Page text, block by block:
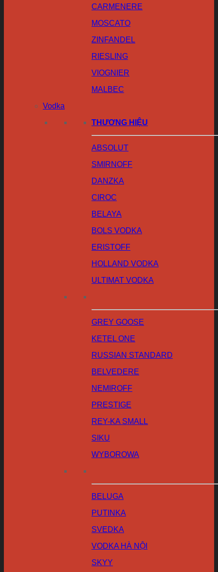
CARMENERE
MOSCATO
ZINFANDEL
RIESLING
VIOGNIER
MALBEC
Vodka
THƯƠNG HIỆU
ABSOLUT
SMIRNOFF
DANZKA
CIROC
BELAYA
BOLS VODKA
ERISTOFF
HOLLAND VODKA
ULTIMAT VODKA
GREY GOOSE
KETEL ONE
RUSSIAN STANDARD
BELVEDERE
NEMIROFF
PRESTIGE
REY-KA SMALL
SIKU
WYBOROWA
BELUGA
PUTINKA
SVEDKA
VODKA HÀ NỘI
SKYY